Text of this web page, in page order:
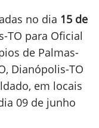
no dia 15 de
TO para Oficial
de Palmas-
Dianópolis-TO
em locais
09 de junho